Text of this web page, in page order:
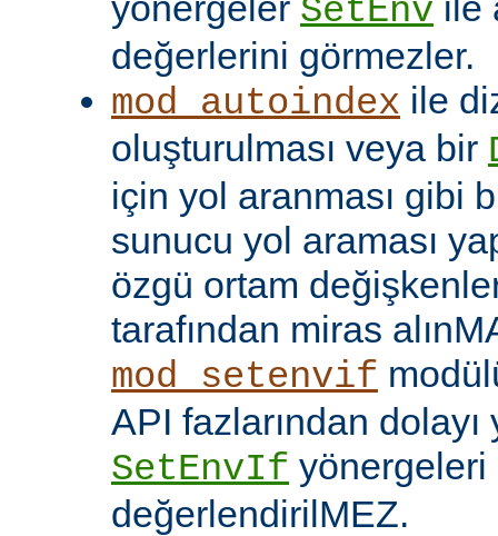
SetEnv
değerlerini görmezler.
mod_autoindex ile
oluşturulması veya bir
için yol aranması gibi
sunucu yol araması
özgü ortam
tarafından miras
mod_setenvif
API fazlarından
SetEnvIf yönergeleri
değerlendirilMEZ.